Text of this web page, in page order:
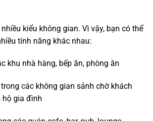
kiểu không gian. Vì vậy, bạn có thể
tính năng khác nhau:
khu nhà hàng, bếp ăn, phòng ăn
các không gian sảnh chờ khách
hộ gia đình